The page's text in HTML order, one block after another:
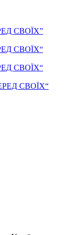
СВОЇХ”
СВОЇХ“
СВОЇХ“
СВОЇХ“